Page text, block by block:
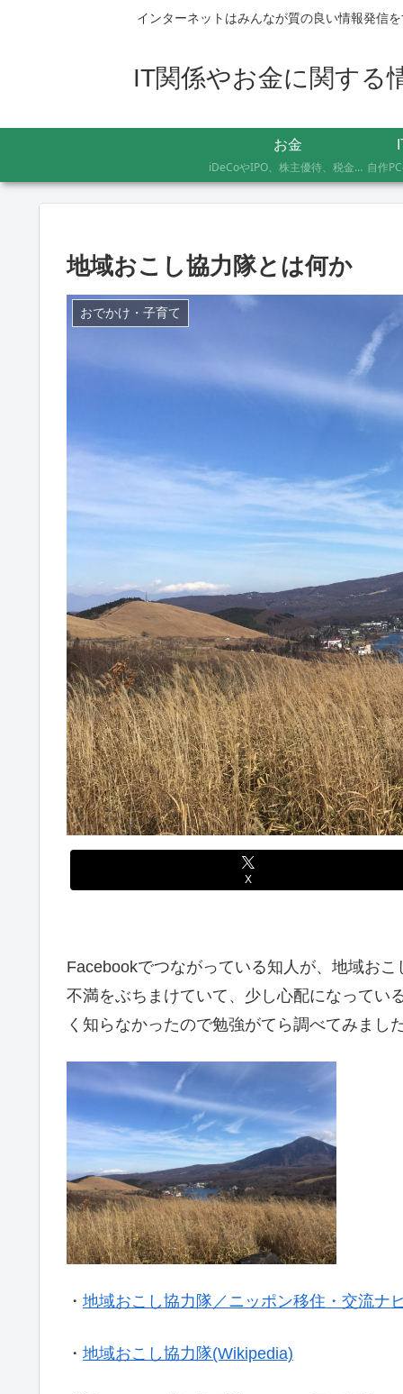
インターネットはみんなが質の良い情報発信
IT関係やお金に関する
お金
iDeCoやIPO、株主優待、税金のお得な支払い方法まで、AFP資格を持つ管理人が実際に体験したお金の記録です。証券会社の手続きにかかった日数や失敗談など、体験した人にしかわからないリアルな情報をお届けします。
地域おこし協力隊とは何か
おでかけ・子育て
X
Facebookでつながっている知人が、地域お
不満をぶちまけていて、少し心配になってい
く知らなかったので勉強がてら調べてみました
・ 地域おこし協力隊／ニッポン移住・交流ナ
・ 地域おこし協力隊(Wikipedia)